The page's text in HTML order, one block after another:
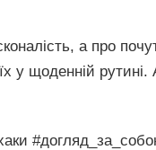
а про
у щоденній рутині.